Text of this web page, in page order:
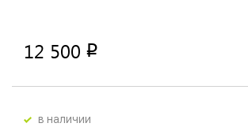
12 500 p
в наличии